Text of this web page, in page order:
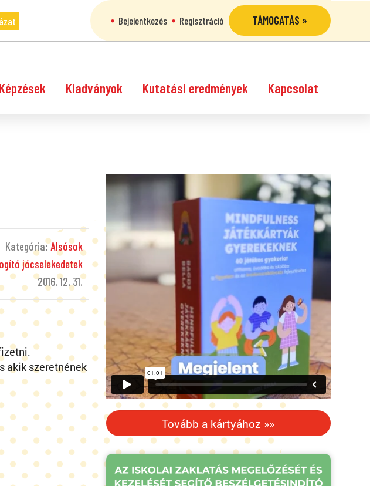
Bejelentkezés Regisztráció TÁMOGATÁS »
Képzések Kiadványok Kutatási eredmények Kapcsolat
Kategória:Alsósok
jócselekedetek
2016. 12. 31.
akik szeretnének
Tovább a kártyához »»